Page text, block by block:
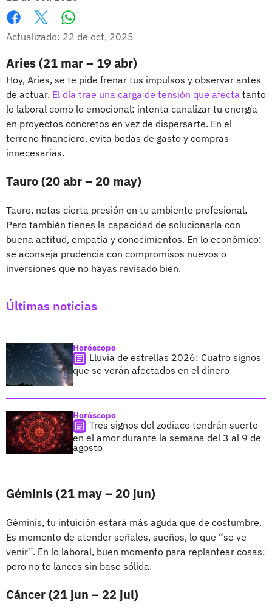
Facebook
X
Actualizado: 22 de oct, 2025
Aries (21 mar – 19 abr)
Hoy, Aries, se te pide frenar tus impulsos y observar antes
de actuar. El día trae una carga de tensión que afecta tanto
lo laboral como lo emocional: intenta canalizar tu energía
en proyectos concretos en vez de dispersarte. En el
terreno financiero, evita bodas de gasto y compras
innecesarias.
Tauro (20 abr – 20 may)
Tauro, notas cierta presión en tu ambiente profesional.
Pero también tienes la capacidad de solucionarla con
buena actitud, empatía y conocimientos. En lo económico:
se aconseja prudencia con compromisos nuevos o
inversiones que no hayas revisado bien.
Últimas noticias
Horóscopo
Lluvia de estrellas 2026: Cuatro signos
que se verán afectados en el dinero
Horóscopo
Tres signos del zodiaco tendrán suerte
en el amor durante la semana del 3 al 9 de
agosto
Géminis (21 may – 20 jun)
Géminis, tu intuición estará más aguda que de costumbre.
Es momento de atender señales, sueños, lo que “se ve
venir”. En lo laboral, buen momento para replantear cosas;
pero no te lances sin base sólida.
Cáncer (21 jun – 22 jul)